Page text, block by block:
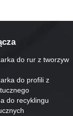
do rur z tworzyw
do profili z
do recyklingu